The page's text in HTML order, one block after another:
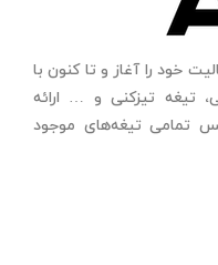
در تهران فعالیت خود را آغاز و تا کنون با
تیغه تیزکنی و … ارائه
تمامی تیغه‌های موجود